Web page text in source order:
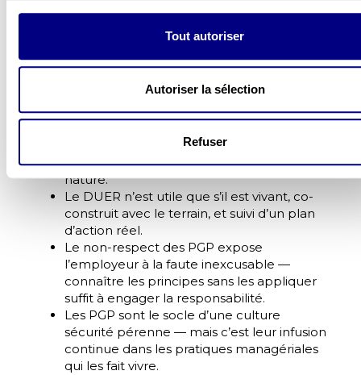
Tout autoriser
Autoriser la sélection
Refuser
liste. Leur ordre est leur sens : supprimer le
risque prime toujours sur le protéger.
plus fiables que les EPI, qui dépendent du
comportement humain — variable par
nature.
Le DUER n’est utile que s’il est vivant, co-
construit avec le terrain, et suivi d’un plan
d’action réel.
Le non-respect des PGP expose
l’employeur à la faute inexcusable —
connaître les principes sans les appliquer
suffit à engager la responsabilité.
Les PGP sont le socle d’une culture
sécurité pérenne — mais c’est leur infusion
continue dans les pratiques managériales
qui les fait vivre.